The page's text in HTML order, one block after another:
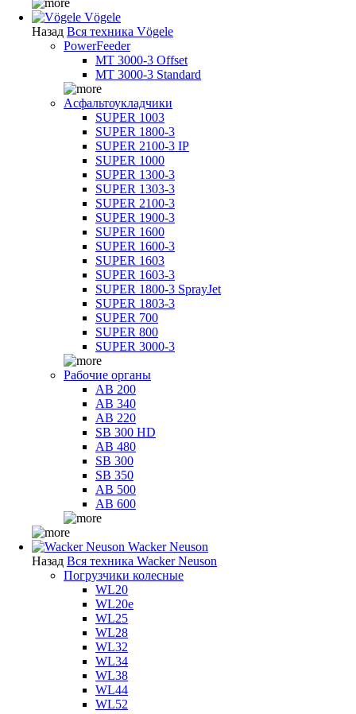
Vögele
Назад Вся техника Vögele
PowerFeeder
MT 3000-3 Offset
MT 3000-3 Standard
Асфальтоукладчики
SUPER 1003
SUPER 1800-3
SUPER 2100-3 IP
SUPER 1000
SUPER 1300-3
SUPER 1303-3
SUPER 2100-3
SUPER 1900-3
SUPER 1600
SUPER 1600-3
SUPER 1603
SUPER 1603-3
SUPER 1800-3 SprayJet
SUPER 1803-3
SUPER 700
SUPER 800
SUPER 3000-3
Рабочие органы
AB 200
AB 340
AB 220
SB 300 HD
AB 480
SB 300
SB 350
AB 500
AB 600
Wacker Neuson
Назад Вся техника Wacker Neuson
Погрузчики колесные
WL20
WL20e
WL25
WL28
WL32
WL34
WL38
WL44
WL52